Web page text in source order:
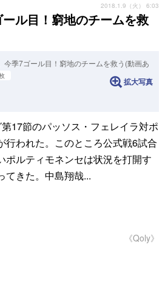
ル目！窮地のチームを救
2018.1.9（火） 6:03
今季7ゴール目！窮地のチームを救う(動画あ
拡大写真
17節のパッソス・フェレイラ対ポ
行われた。このところ公式戦6試合
ポルティモネンセは状況を打開す
てきた。中島翔哉...
《Qoly》